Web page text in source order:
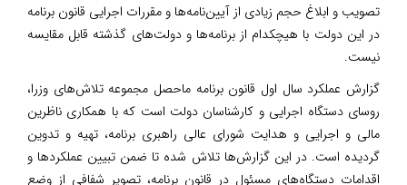
تصویب و ابلاغ حجم زیادی از آیین‌نامه‌ها و مقررات اجرایی قانون برنامه
در این دولت با هیچکدام از برنامه‌ها و دولت‌های گذشته قابل مقایسه
نیست.
گزارش عملکرد سال اول قانون برنامه ماحصل مجموعه تلاش‌های وزرا،
روسای دستگاه اجرایی و کارشناسان دولت است که با همکاری ناظرین
مالی و اجرایی و هدایت شورای عالی راهبری برنامه، تهیه و تدوین
گردیده است. در این گزارش‌ها تلاش شده تا ضمن تبیین عملکردها و
اقدامات دستگاه‌های مسئول در قانون برنامه، تصویر شفافی از وضع